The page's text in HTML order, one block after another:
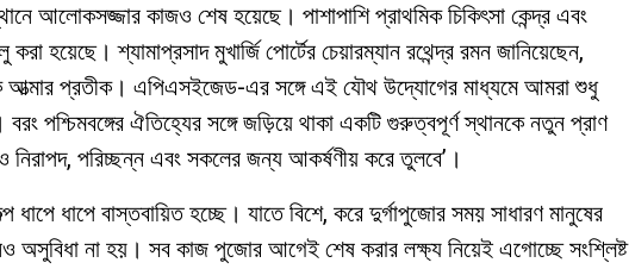
আলোকসজ্জার কাজও শেষ হয়েছে। পাশাপাশি প্রাথমিক চিকিৎসা কেন্দ্র এবং
হয়েছে। শ্যামাপ্রসাদ মুখার্জি পোর্টের চেয়ারম্যান রথেন্দ্র রমন জানিয়েছেন,
আত্মার প্রতীক। এপিএসইজেড-এর সঙ্গে এই যৌথ উদ্যোগের মাধ্যমে আমরা শুধু
পশ্চিমবঙ্গের ঐতিহ্যের সঙ্গে জড়িয়ে থাকা একটি গুরুত্বপূর্ণ স্থানকে নতুন প্রাণ
পরিচ্ছন্ন এবং সকলের জন্য আকর্ষণীয় করে তুলবে’।
ধাপে ধাপে বাস্তবায়িত হচ্ছে। যাতে বিশে, করে দুর্গাপুজোর সময় সাধারণ মানুষের
অসুবিধা না হয়। সব কাজ পুজোর আগেই শেষ করার লক্ষ্য নিয়েই এগোচ্ছে সংশ্লিষ্ট